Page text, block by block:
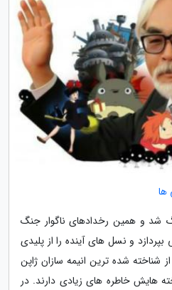
ها
شد و همین رخدادهای ناگوار جنگ
و نسل های آینده را از پلیدی
شده ترین انیمه سازان ژاپن
هایش خاطره های زیادی دارند. در